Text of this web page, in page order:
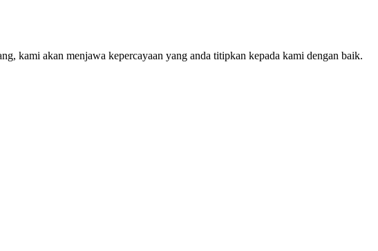
kami akan menjawa kepercayaan yang anda titipkan kepada kami dengan baik.